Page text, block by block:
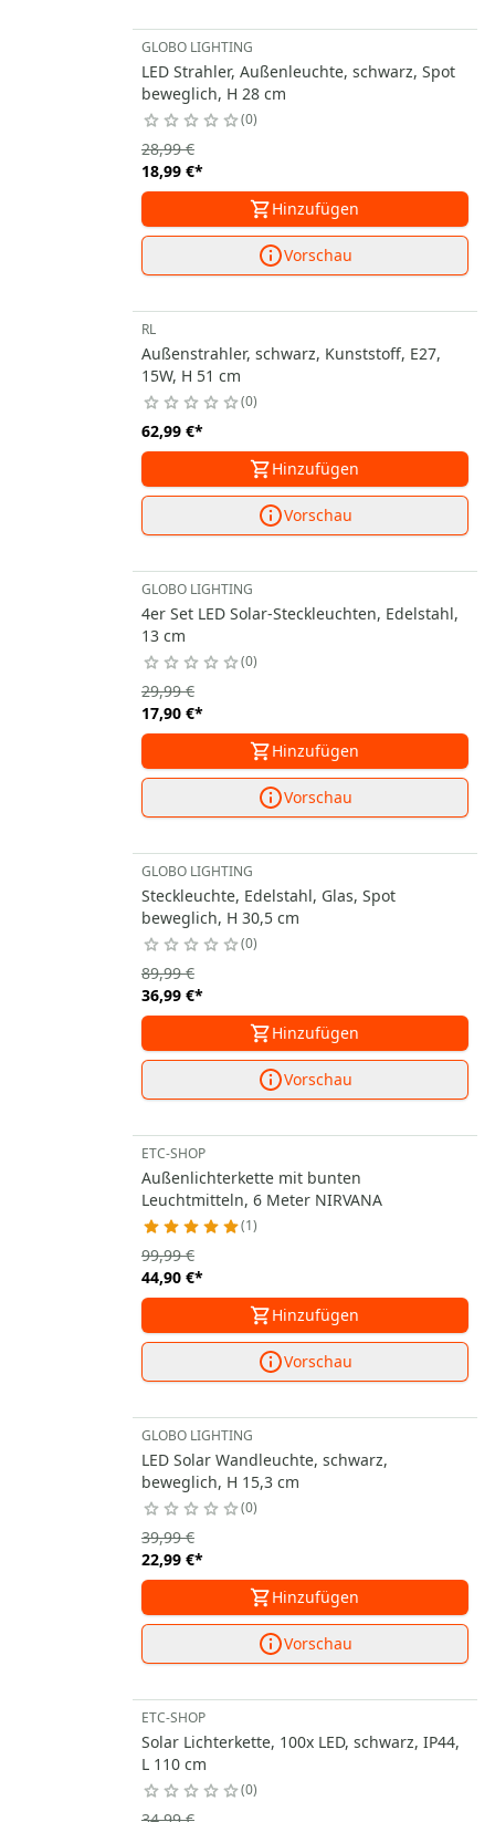
GLOBO LIGHTING
LED Strahler, Außenleuchte, schwarz, Spot
beweglich, H 28 cm
0
18,99 €*
28,99 €
Hinzufügen
Vorschau
RL
Außenstrahler, schwarz, Kunststoff, E27,
15W, H 51 cm
0
62,99 €*
Hinzufügen
Vorschau
GLOBO LIGHTING
4er Set LED Solar-Steckleuchten, Edelstahl,
13 cm
0
17,90 €*
29,99 €
Hinzufügen
Vorschau
GLOBO LIGHTING
Steckleuchte, Edelstahl, Glas, Spot
beweglich, H 30,5 cm
0
36,99 €*
89,99 €
Hinzufügen
Vorschau
ETC-SHOP
Außenlichterkette mit bunten
Leuchtmitteln, 6 Meter NIRVANA
1
44,90 €*
99,99 €
Hinzufügen
Vorschau
GLOBO LIGHTING
LED Solar Wandleuchte, schwarz,
beweglich, H 15,3 cm
0
22,99 €*
39,99 €
Hinzufügen
Vorschau
ETC-SHOP
Solar Lichterkette, 100x LED, schwarz, IP44,
L 110 cm
0